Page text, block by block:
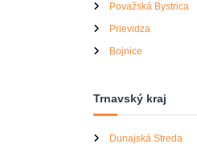
Považská Bystrica
Prievidza
Bojnice
Trnavský kraj
Dunajská Streda